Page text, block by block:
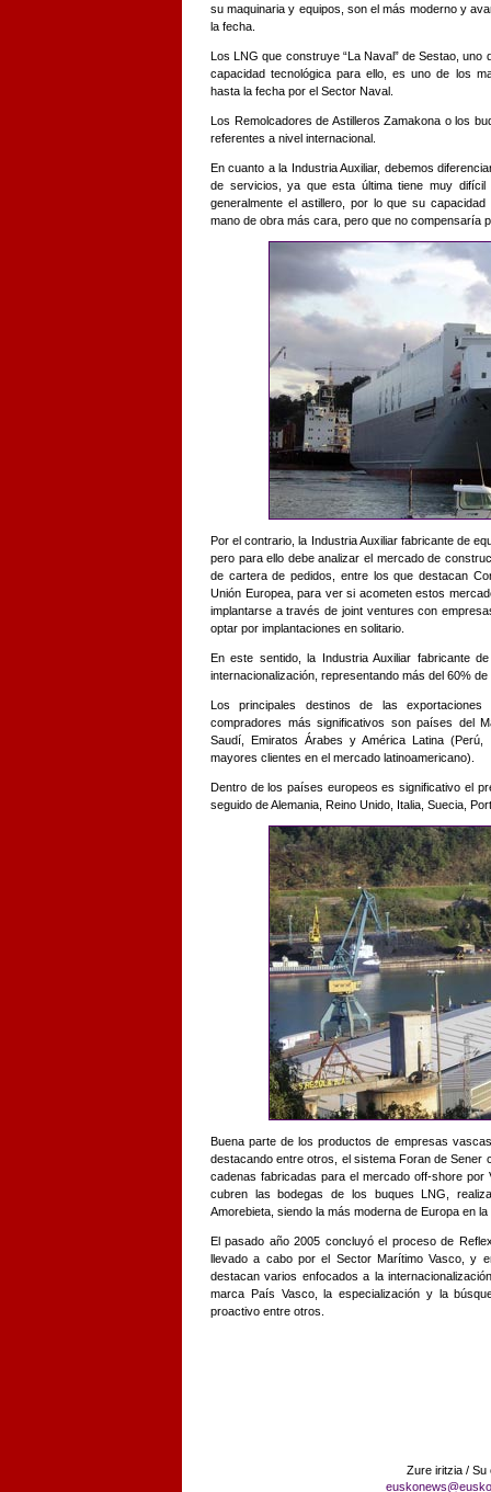
su maquinaria y equipos, son el más moderno y
la fecha.
Los LNG que construye “La Naval” de Sestao, uno
capacidad tecnológica para ello, es uno de los
hasta la fecha por el Sector Naval.
Los Remolcadores de Astilleros Zamakona o los
referentes a nivel internacional.
En cuanto a la Industria Auxiliar, debemos
de servicios, ya que esta última tiene muy
generalmente el astillero, por lo que su
mano de obra más cara, pero que no compensaría
Por el contrario, la Industria Auxiliar fabricante de
pero para ello debe analizar el mercado de
de cartera de pedidos, entre los que destacan
Unión Europea, para ver si acometen estos
implantarse a través de joint ventures con
optar por implantaciones en solitario.
En este sentido, la Industria Auxiliar fabricante
internacionalización, representando más del 60%
Los principales destinos de las
compradores más significativos son países del
Saudí, Emiratos Árabes y América Latina
mayores clientes en el mercado latinoamericano).
Dentro de los países europeos es significativo el
seguido de Alemania, Reino Unido, Italia, Suecia,
Buena parte de los productos de empresas
destacando entre otros, el sistema Foran de Sener
cadenas fabricadas para el mercado off-shore
cubren las bodegas de los buques LNG,
Amorebieta, siendo la más moderna de Europa en
El pasado año 2005 concluyó el proceso de
llevado a cabo por el Sector Marítimo Vasco, y
destacan varios enfocados a la
marca País Vasco, la especialización y la
proactivo entre otros.
Zure iritzia / Su